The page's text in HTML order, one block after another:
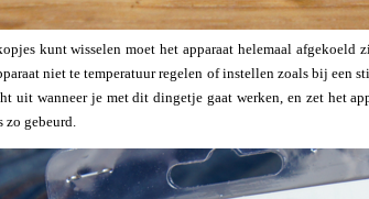
kunt wisselen moet het apparaat helemaal afgekoeld
niet te temperatuur regelen of instellen zoals bij een
uit wanneer je met dit dingetje gaat werken, en zet het
gebeurd.